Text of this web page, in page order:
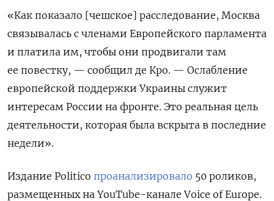
«Как показало [чешское] расследование, Москва
связывалась с членами Европейского парламента
и платила им, чтобы они продвигали там
ее повестку, — сообщил де Кро. — Ослабление
европейской поддержки Украины служит
интересам России на фронте. Это реальная цель
деятельности, которая была вскрыта в последние
недели».
Издание Politico проанализировало 50 роликов,
размещенных на YouTube-канале Voice of Europe.